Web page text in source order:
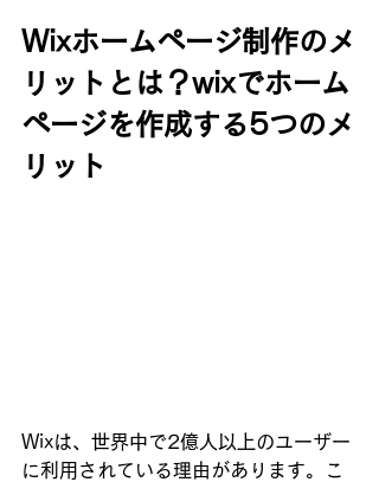
Wixホームページ制作のメ
リットとは？wixでホーム
ページを作成する5つのメ
リット
Wixは、世界中で2億人以上のユーザー
に利用されている理由があります。こ